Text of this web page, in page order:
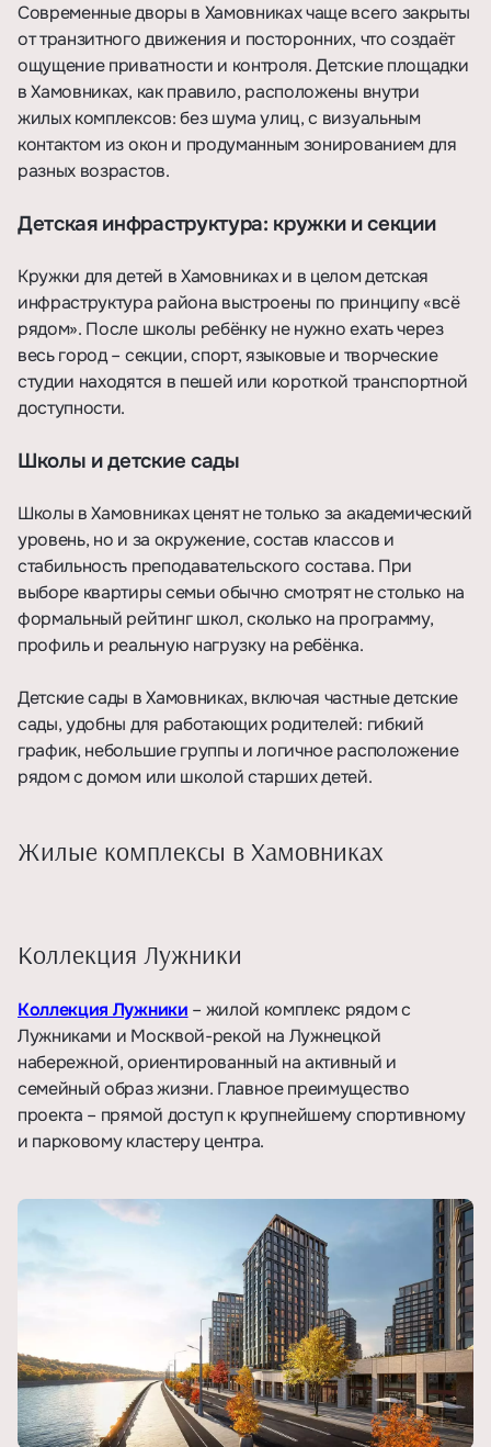
Современные дворы в Хамовниках чаще всего закрыты
от транзитного движения и посторонних, что создаёт
ощущение приватности и контроля. Детские площадки
в Хамовниках, как правило, расположены внутри
жилых комплексов: без шума улиц, с визуальным
контактом из окон и продуманным зонированием для
разных возрастов.
Детская инфраструктура: кружки и секции
Кружки для детей в Хамовниках и в целом детская
инфраструктура района выстроены по принципу «всё
рядом». После школы ребёнку не нужно ехать через
весь город – секции, спорт, языковые и творческие
студии находятся в пешей или короткой транспортной
доступности.
Школы и детские сады
Школы в Хамовниках ценят не только за академический
уровень, но и за окружение, состав классов и
стабильность преподавательского состава. При
выборе квартиры семьи обычно смотрят не столько на
формальный рейтинг школ, сколько на программу,
профиль и реальную нагрузку на ребёнка.
Детские сады в Хамовниках, включая частные детские
сады, удобны для работающих родителей: гибкий
график, небольшие группы и логичное расположение
рядом с домом или школой старших детей.
Жилые комплексы в Хамовниках
Коллекция Лужники
Коллекция Лужники – жилой комплекс рядом с
Лужниками и Москвой-рекой на Лужнецкой
набережной, ориентированный на активный и
семейный образ жизни. Главное преимущество
проекта – прямой доступ к крупнейшему спортивному
и парковому кластеру центра.